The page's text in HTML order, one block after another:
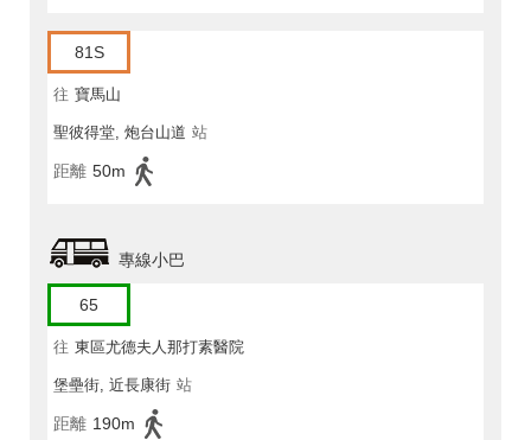
81S
往 寶馬山
聖彼得堂, 炮台山道 站
距離 50m
專線小巴
65
往 東區尤德夫人那打素醫院
堡壘街, 近長康街 站
距離 190m